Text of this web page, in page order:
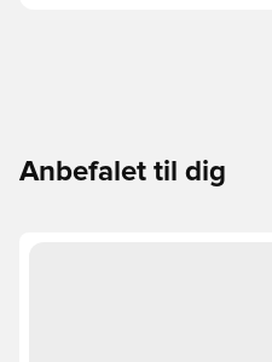
Anbefalet til dig